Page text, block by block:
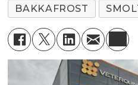
BAKKAFROST